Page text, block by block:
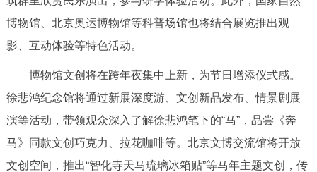
12345网上接诉即办 我要咨询 我要建议
参与调查
走进北京
北京概况 十六区概览 人文北京
绿色北京 图说北京 视频北京
博物馆、北京奥运博物馆等科普场馆也将结合展览推出观
影、互动体验等特色活动。
博物馆文创将在跨年夜集中上新，为节日增添仪式感。
徐悲鸿纪念馆将通过新展深度游、文创新品发布、情景剧展
演等活动，带领观众深入了解徐悲鸿笔下的“马”，品尝《奔
马》同款文创巧克力、拉花咖啡等。北京文博交流馆将开放
文创空间，推出“智化寺天马琉璃冰箱贴”等马年主题文创，传